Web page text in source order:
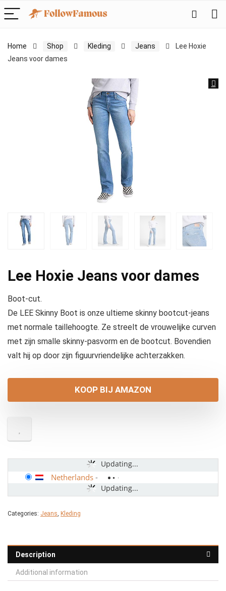
Home Shop Kleding Jeans
Lee Hoxie
Jeans voor dames
Lee Hoxie Jeans voor dames
Boot-cut.
De LEE Skinny Boot is onze ultieme skinny bootcut-jeans
met normale taillehoogte. Ze streelt de vrouwelijke curven
met zijn smalle skinny-pasvorm en de bootcut. Bovendien
valt hij op door zijn figuurvriendelijke achterzakken.
KOOP BIJ AMAZON
Updating...
Updating...
Netherlands -
Categories: Jeans, Kleding
Description
Additional information